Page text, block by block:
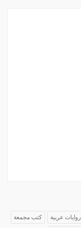
روايات عربية كتب مجمعة